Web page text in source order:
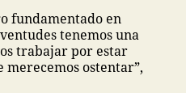
fundamentado en
tenemos una
trabajar por estar
merecemos ostentar”,